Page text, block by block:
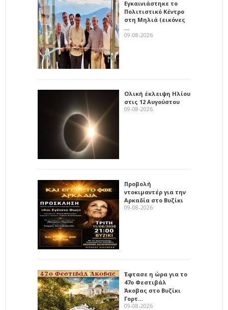
Εγκαινιάστηκε το
Πολιτιστικό Κέντρο
στη Μηλιά (εικόνες
…
09-08-2026
Ολική έκλειψη Ηλίου
στις 12 Αυγούστου
09-08-2026
Προβολή
ντοκιμαντέρ για την
Αρκαδία στο Βυζίκι
09-08-2026
Έφτασε η ώρα για το
47ο Φεστιβάλ
Άκοβας στο Βυζίκι
Γορτ…
09-08-2026